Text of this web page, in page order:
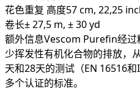
花色重复 高度57 cm, 22,25
卷长± 27,5 m, ± 30 yd
额外信息Vescom Purefin经过
少挥发性有机化合物的排放，
天和28天的测试（EN 16516
多个认证的标准。